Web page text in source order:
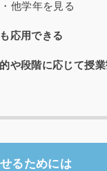
他学年を見る
応用できる
や段階に応じて授
るためには